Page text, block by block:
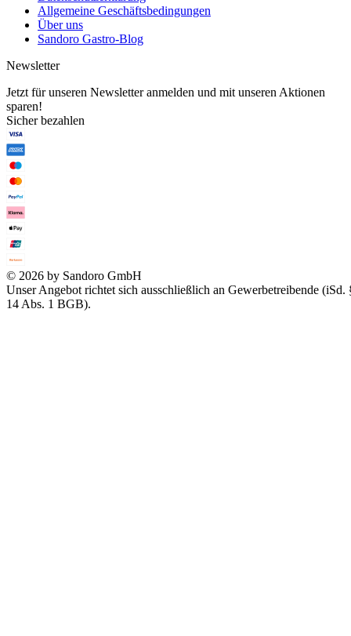
Allgemeine Geschäftsbedingungen
Über uns
Sandoro Gastro-Blog
Newsletter
Jetzt für unseren Newsletter anmelden und mit unseren Aktionen
sparen!
Sicher bezahlen
© 2026 by Sandoro GmbH
Unser Angebot richtet sich ausschließlich an Gewerbetreibende (iSd.
14 Abs. 1 BGB).